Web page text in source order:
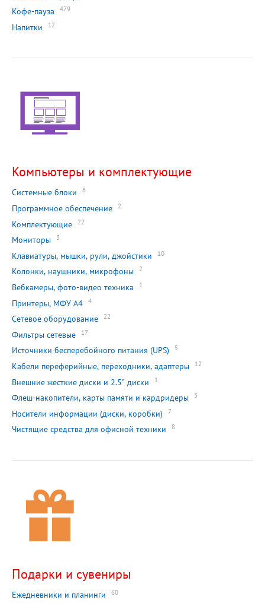
Кофе-пауза 479
Напитки 12
Компьютеры и комплектующие
Системные блоки 6
Программное обеспечение 2
Комплектующие 22
Мониторы 3
Клавиатуры, мышки, рули, джойстики 10
Колонки, наушники, микрофоны 2
Вебкамеры, фото-видео техника 1
Принтеры, МФУ А4 4
Сетевое оборудование 22
Фильтры сетевые 17
Источники бесперебойного питания (UPS) 5
Кабели переферийные, переходники, адаптеры 12
Внешние жесткие диски и 2.5" диски 1
Флеш-накопители, карты памяти и кардридеры 3
Носители информации (диски, коробки) 7
Чистящие средства для офисной техники 8
Подарки и сувениры
Ежедневники и планинги 60